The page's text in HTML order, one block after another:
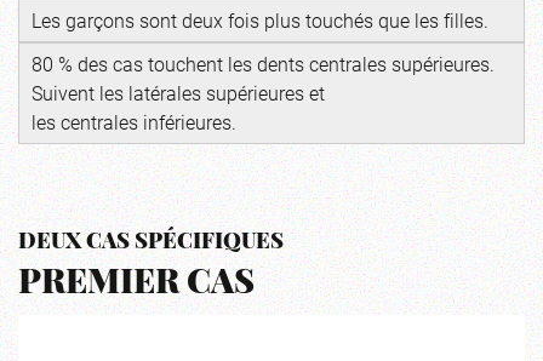
Les garçons sont deux fois plus touchés que les filles.
80 % des cas touchent les dents centrales supérieures.
Suivent les latérales supérieures et
les centrales inférieures.
DEUX CAS SPÉCIFIQUES
PREMIER CAS